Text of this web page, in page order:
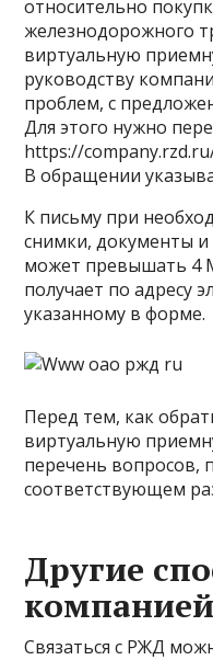
относительно
железнодорожного
виртуальную
руководству
проблем, с
Для этого нужно
https://
В обращении
К письму при
снимки, документы
может превышать 4
получает по адресу
указанному в форме.
Перед тем, как
виртуальную
перечень вопросов,
соответствующем
Другие
компанией
Связаться с РЖД